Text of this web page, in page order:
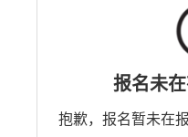
报名未
抱歉，报名暂未在